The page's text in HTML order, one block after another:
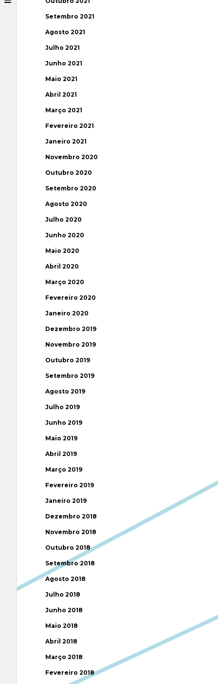
Setembro 2021
Agosto 2021
Julho 2021
Junho 2021
Maio 2021
Abril 2021
Março 2021
Fevereiro 2021
Janeiro 2021
Novembro 2020
Outubro 2020
Setembro 2020
Agosto 2020
Julho 2020
Junho 2020
Maio 2020
Abril 2020
Março 2020
Fevereiro 2020
Janeiro 2020
Dezembro 2019
Novembro 2019
Outubro 2019
Setembro 2019
Agosto 2019
Julho 2019
Junho 2019
Maio 2019
Abril 2019
Março 2019
Fevereiro 2019
Janeiro 2019
Dezembro 2018
Novembro 2018
Outubro 2018
Setembro 2018
Agosto 2018
Julho 2018
Junho 2018
Maio 2018
Abril 2018
Março 2018
Fevereiro 2018